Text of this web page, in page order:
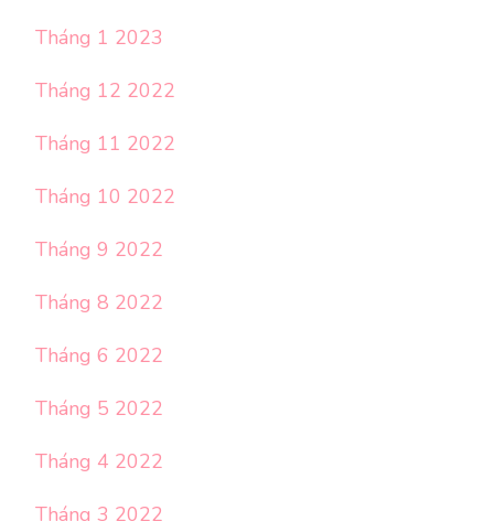
Tháng 1 2023
Tháng 12 2022
Tháng 11 2022
Tháng 10 2022
Tháng 9 2022
Tháng 8 2022
Tháng 6 2022
Tháng 5 2022
Tháng 4 2022
Tháng 3 2022